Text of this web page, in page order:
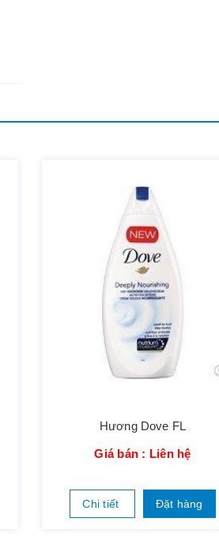
Hương Dove FL
Giá bán : Liên hệ
Chi tiết Đặt hàng